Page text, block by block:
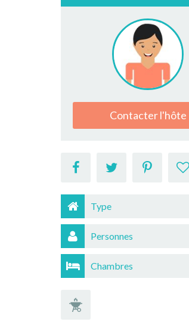
Contacter l'hôte
Type
Personnes
Chambres